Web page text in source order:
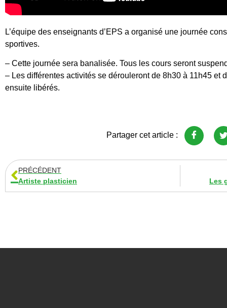
L’équipe des enseignants d’EPS a organisé une journée
sportives.
– Cette journée sera banalisée. Tous les cours seront
– Les différentes activités se dérouleront de 8h30 à 11h45 et
ensuite libérés.
Partager cet article :
PRÉCÉDENT
Artiste plasticien
Les